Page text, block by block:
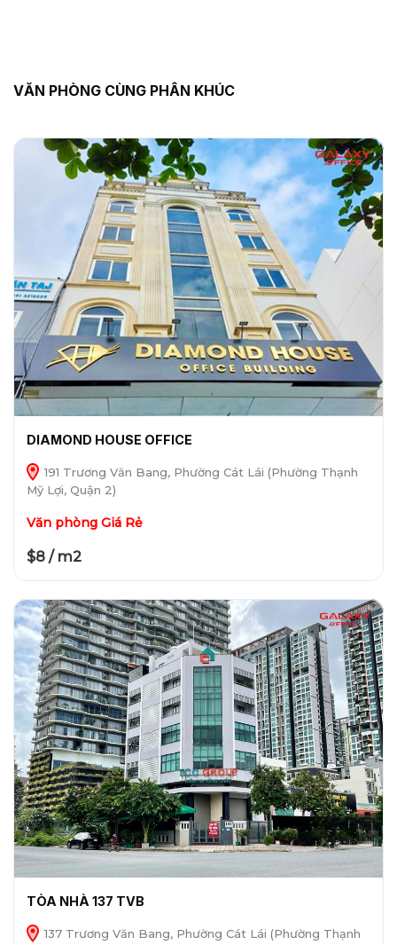
VĂN PHÒNG CÙNG PHÂN KHÚC
DIAMOND HOUSE OFFICE
191 Trương Văn Bang, Phường Cát Lái (Phường Thạnh
Mỹ Lợi, Quận 2)
Văn phòng Giá Rẻ
$8 / m2
TÒA NHÀ 137 TVB
137 Trương Văn Bang, Phường Cát Lái (Phường Thạnh